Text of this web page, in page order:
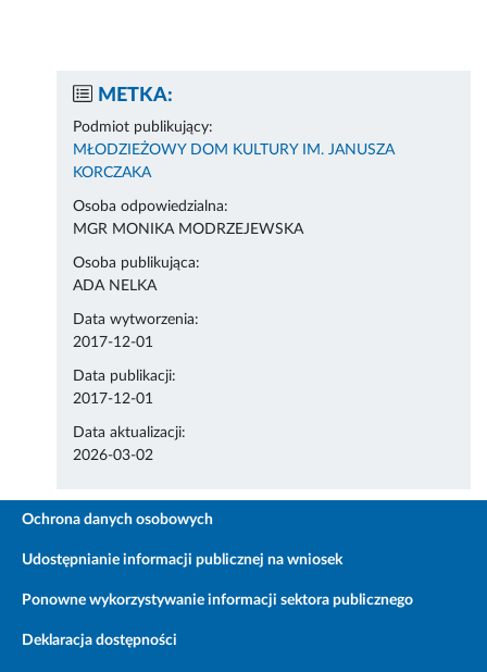
METKA:
Podmiot publikujący:
MŁODZIEŻOWY DOM KULTURY IM. JANUSZA
KORCZAKA
Osoba odpowiedzialna:
MGR MONIKA MODRZEJEWSKA
Osoba publikująca:
ADA NELKA
Data wytworzenia:
2017-12-01
Data publikacji:
2017-12-01
Data aktualizacji:
2026-03-02
Ochrona danych osobowych
Udostępnianie informacji publicznej na wniosek
Ponowne wykorzystywanie informacji sektora publicznego
Deklaracja dostępności